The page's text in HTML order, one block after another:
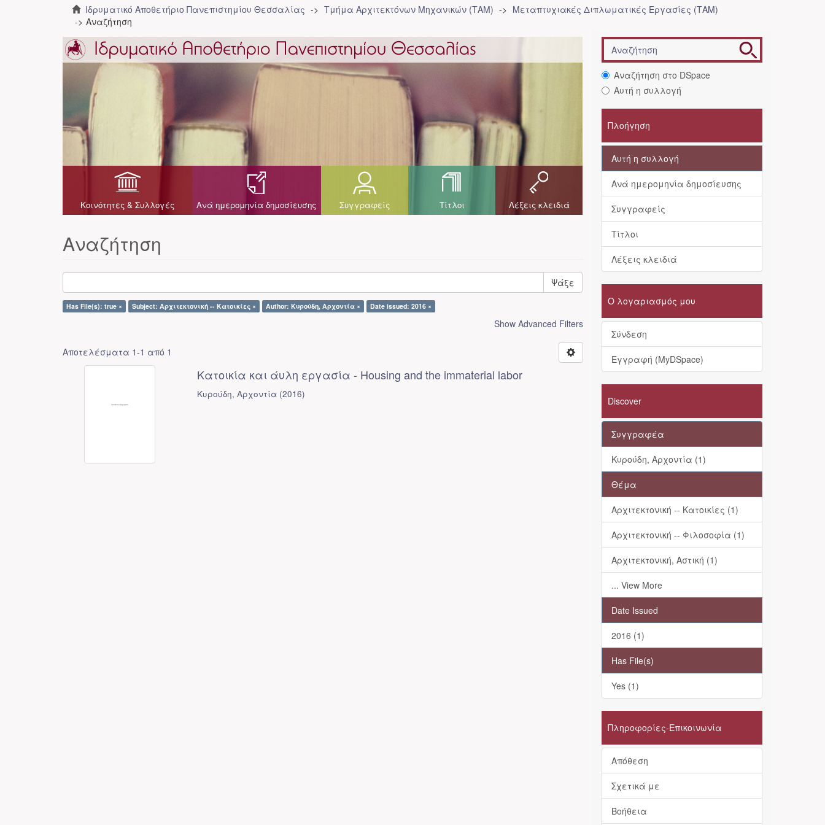
Ιδρυματικό Αποθετήριο Πανεπιστημίου Θεσσαλίας Τμήμα Αρχιτεκτόνων Μηχανικών (ΤΑΜ)
Μεταπτυχιακές Διπλωματικές Εργασίες (ΤΑΜ)
Αναζήτηση
Κοινότητες & Συλλογές Ανά ημερομηνία δημοσίευσης Συγγραφείς Τίτλοι Λέξεις κλειδιά
Αναζήτηση
Ψάξε
Has File(s): true × Subject: Αρχιτεκτονική -- Κατοικίες × Author: Κυρούδη, Αρχοντία × Date issued: 2016 ×
Show Advanced Filters
Αποτελέσματα 1-1 από 1
Κατοικία και άυλη εργασία - Housing and the immaterial labor
Κυρούδη, Αρχοντία (2016)
Αναζήτηση στο DSpace
Αυτή η συλλογή
Πλοήγηση
Αυτή η συλλογή
Ανά ημερομηνία δημοσίευσης
Συγγραφείς
Τίτλοι
Λέξεις κλειδιά
Ο λογαριασμός μου
Σύνδεση
Εγγραφή (MyDSpace)
Discover
Συγγραφέα
Κυρούδη, Αρχοντία (1)
Θέμα
Αρχιτεκτονική -- Κατοικίες (1)
Αρχιτεκτονική -- Φιλοσοφία (1)
Αρχιτεκτονική, Αστική (1)
... View More
Date Issued
2016 (1)
Has File(s)
Yes (1)
Πληροφορίες-Επικοινωνία
Απόθεση
Σχετικά με
Βοήθεια